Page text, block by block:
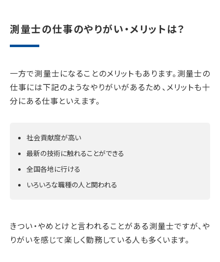
測量士の仕事のやりがい・メリットは？
一方で測量士になることのメリットもあります。測量士の
仕事には下記のようなやりがいがあるため、メリットも十
分にある仕事といえます。
社会貢献度が高い
最新の技術に触れることができる
全国各地に行ける
いろいろな職種の人と関われる
きつい・やめとけと言われることがある測量士ですが、や
りがいを感じて楽しく勤務している人も多くいます。